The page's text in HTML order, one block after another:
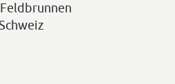
Schweiz